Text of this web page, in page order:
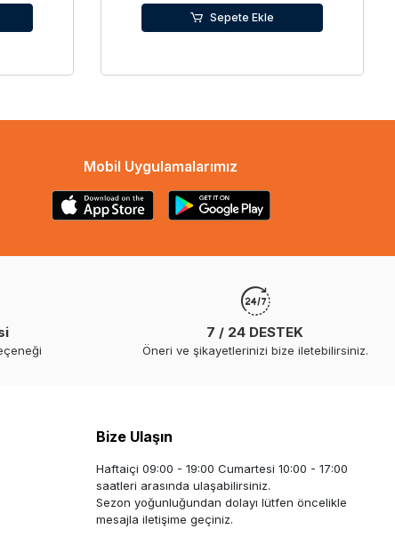
Sepete Ekle
Mobil Uygulamalarımız
7 / 24 DESTEK
Öneri ve şikayetlerinizi bize iletebilirsiniz.
Bize Ulaşın
Haftaiçi 09:00 - 19:00 Cumartesi 10:00 - 17:00
saatleri arasında ulaşabilirsiniz.
Sezon yoğunluğundan dolayı lütfen öncelikle
mesajla iletişime geçiniz.